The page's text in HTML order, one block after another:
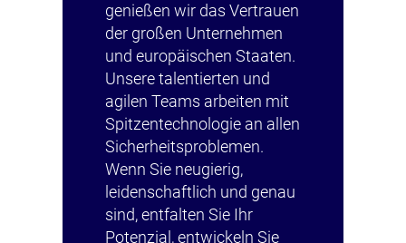
genießen wir das Vertrauen
der großen Unternehmen
und europäischen Staaten.
Unsere talentierten und
agilen Teams arbeiten mit
Spitzentechnologie an allen
Sicherheitsproblemen.
Wenn Sie neugierig,
leidenschaftlich und genau
sind, entfalten Sie Ihr
Potenzial, entwickeln Sie